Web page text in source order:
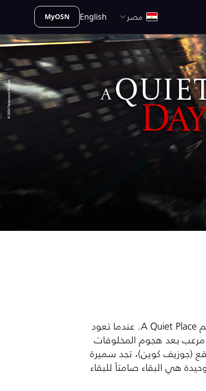
مصـر English
MyOSN
اكتشف اليوم الذي غرق فيه العالم في صمت في هذا الجزء المرعب من نفس عالم A Quiet Place. عندما تعود
مرعب بعد هجوم المخلوقات
(جوزيف كوين)، تجد سميرة
هي البقاء صامتاً للبقاء